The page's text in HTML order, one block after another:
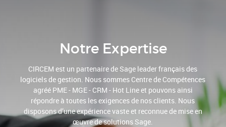
Notre Expertise
CIRCEM est un partenaire de Sage leader français des
logiciels de gestion. Nous sommes Centre de Compétences
agréé PME - MGE - CRM - Hot Line et pouvons ainsi
répondre à toutes les exigences de nos clients. Nous
disposons d’une expérience vaste et reconnue de mise en
œuvre de solutions Sage.